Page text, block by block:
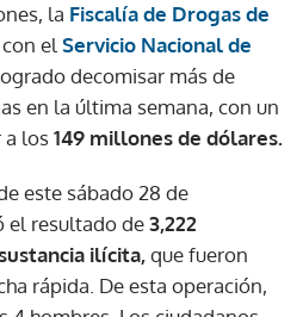
la Fiscalía de Drogas de
el Servicio Nacional de
decomisar más de
en la última semana, con un
a los149 millones de dólares.
este sábado 28 de
el resultado de3,222
ilícita,que fueron
rápida. De esta operación,